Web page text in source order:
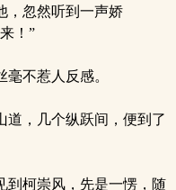
，忽然听到一声娇
！”
不惹人反感。
，几个纵跃间，便到了
柯崇风，先是一愣，随